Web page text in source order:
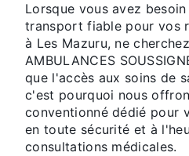
Lorsque vous avez
transport fiable pour vos
à Les Mazuru, ne
AMBULANCES
que l'accès aux soins de
c'est pourquoi nous
conventionné dédié pour
en toute sécurité et à
consultations médicales.